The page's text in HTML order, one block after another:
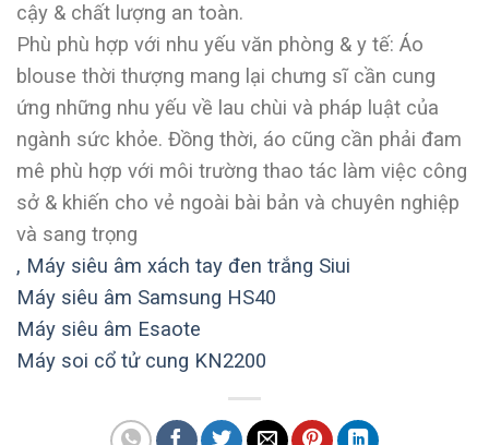
cậy & chất lượng an toàn.
Phù phù hợp với nhu yếu văn phòng & y tế: Áo
blouse thời thượng mang lại chưng sĩ cần cung
ứng những nhu yếu về lau chùi và pháp luật của
ngành sức khỏe. Đồng thời, áo cũng cần phải đam
mê phù hợp với môi trường thao tác làm việc công
sở & khiến cho vẻ ngoài bài bản và chuyên nghiệp
và sang trọng
, Máy siêu âm xách tay đen trắng Siui
Máy siêu âm Samsung HS40
Máy siêu âm Esaote
Máy soi cổ tử cung KN2200